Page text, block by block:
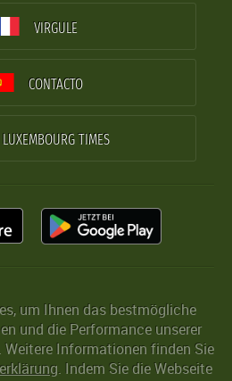
VIRGULE
CONTACTO
LUXEMBOURG TIMES
um Ihnen das bestmögliche
und die Performance unserer
Weitere Informationen finden Sie
. Indem Sie die Webseite